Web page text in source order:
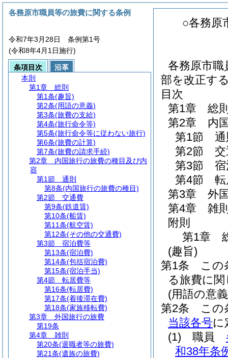
○各務原
各務原市職
部を改正す
目次
第1章
総
第2章
内
第1節
第2節
第3節
第4節
第3章
外
第4章
雑
附則
第1章
(趣旨)
第1条
この
る旅費に
(用語の意
第2条
この
当該各号に
(1)
職員
和38年条
各務原市職員等の旅費に関する条例
令和7年3月28日 条例第1号
(令和8年4月1日施行)
条項目次
沿革
本則
第1章
総則
第1条(趣旨)
第2条(用語の意義)
第3条(旅費の支給)
第4条(旅行命令等)
第5条(旅行命令等に従わない旅行)
第6条(旅費の計算)
第7条(旅費の請求手続)
第2章
内国旅行の旅費の種目及び内
容
第1節
通則
第8条(内国旅行の旅費の種目)
第2節
交通費
第9条(鉄道賃)
第10条(船賃)
第11条(航空賃)
第12条(その他の交通費)
第3節
宿泊費等
第13条(宿泊費)
第14条(包括宿泊費)
第15条(宿泊手当)
第4節
転居費等
第16条(転居費)
第17条(着後滞在費)
第18条(家族移転費)
第3章
外国旅行の旅費
第19条
第4章
雑則
第20条(退職者等の旅費)
第21条(遺族の旅費)